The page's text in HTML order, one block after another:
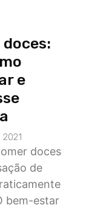
e
doces
de
bem-estar